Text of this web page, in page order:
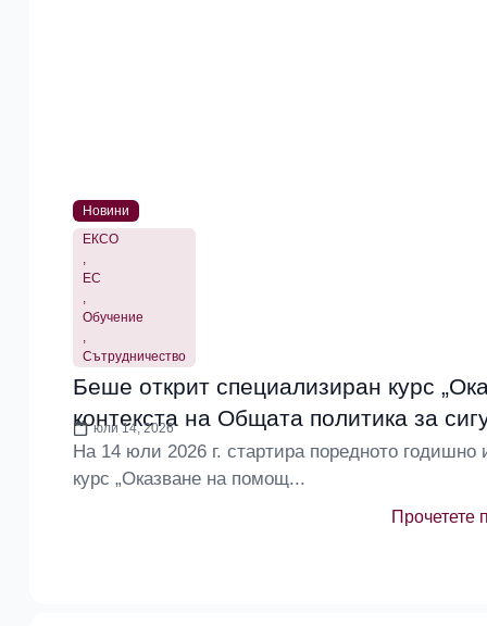
Новини
ЕКСО
,
ЕС
,
Обучение
,
Сътрудничество
Беше открит специализиран курс
контекста на Общата политика за
юли 14, 2026
На 14 юли 2026 г. стартира поредното
курс „Оказване на помощ...
Прочетете